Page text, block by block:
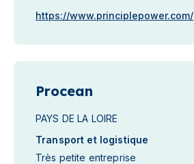
https://www.principlepower.com/
Procean
PAYS DE LA LOIRE
Transport et logistique
Très petite entreprise